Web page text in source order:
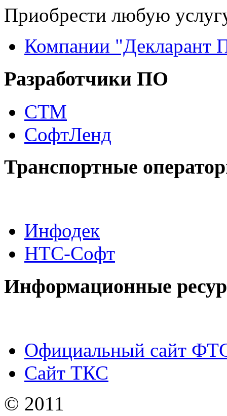
Приобрести любую
Компании "Декларант
Разработчики ПО
СТМ
СофтЛенд
Транспортные
Инфодек
НТС-Софт
Информационные
Официальный сайт
Сайт ТКС
© 2011